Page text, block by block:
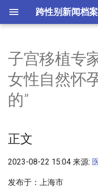
跨性别新闻档案
n
t
i
正文
摘要与附加信息
子宫移植专
女性自然怀
的”
正文
2023-08-22 15:04 来源:
发布于：上海市